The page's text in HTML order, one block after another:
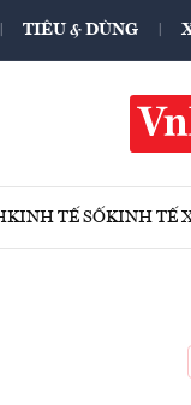
TIÊU & DÙNG
KINH TẾ SỐKINH TẾ